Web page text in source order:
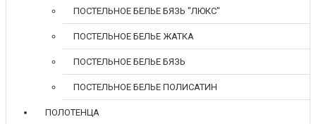
ПОСТЕЛЬНОЕ БЕЛЬЕ БЯЗЬ "ЛЮКС"
ПОСТЕЛЬНОЕ БЕЛЬЕ ЖАТКА
ПОСТЕЛЬНОЕ БЕЛЬЕ БЯЗЬ
ПОСТЕЛЬНОЕ БЕЛЬЕ ПОЛИСАТИН
ПОЛОТЕНЦА